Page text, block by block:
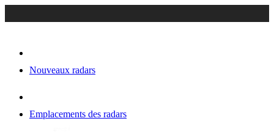
Nouveaux radars
Emplacements des radars